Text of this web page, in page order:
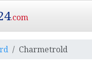
.com
Charmetrold